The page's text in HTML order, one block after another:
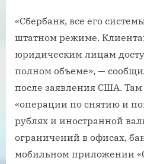
«Сбербанк, все его
штатном режиме.
юридическим лицам
полном объеме», —
после заявления США. Там
«операции по снятию и
рублях и иностранной
ограничений в офисах,
мобильном приложении